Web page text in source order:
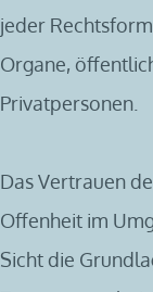
jeder
Organe,
Privatpersonen.
Das Vertrauen
Offenheit im
Sicht die